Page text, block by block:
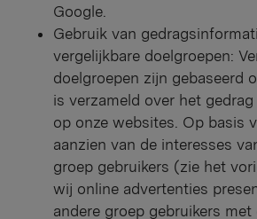
Google.
Gebruik van
vergelijkbare doelgroepen:
doelgroepen zijn gebaseerd
is verzameld over het
op onze websites. Op basis
aanzien van de interesses
groep gebruikers (zie het
wij online advertenties
andere groep gebruikers met